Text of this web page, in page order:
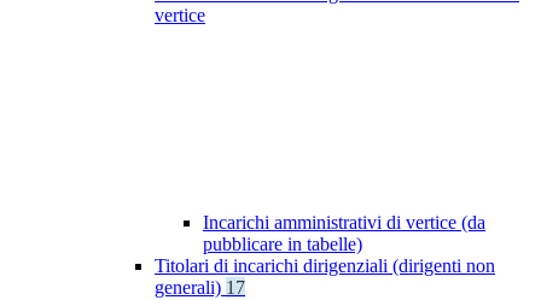
vertice
Incarichi amministrativi di vertice (da
pubblicare in tabelle)
Titolari di incarichi dirigenziali (dirigenti non
generali) 17